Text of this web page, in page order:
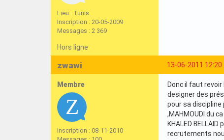
Lieu : Tunis
Inscription : 20-05-2009
Messages : 2 369
Hors ligne
13-06-2011 12:20
zwawi
Membre
Inscription : 08-11-2010
Donc il faut
designer des
pour sa discipline
,MAHMOUDI du
KHALED
recrutements